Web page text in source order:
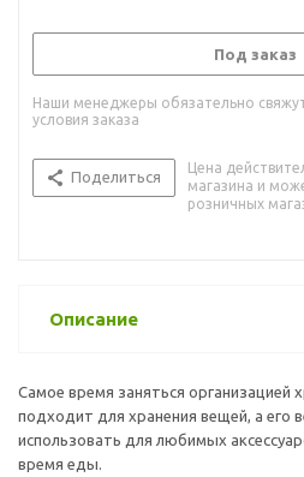
Под заказ
Наши менеджеры обязательно
условия заказа
Поделиться
Цена
магазина и
розничных
Описание
Самое время заняться организацией
подходит для хранения вещей, а
использовать для любимых
время еды.